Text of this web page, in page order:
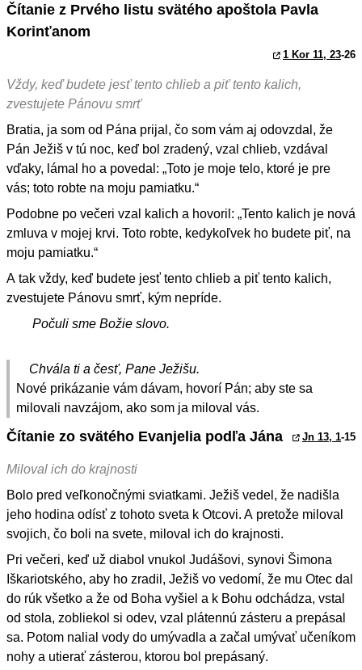
Čítanie z Prvého listu svätého apoštola Pavla
Korinťanom
1 Kor 11, 23-26
Vždy, keď budete jesť tento chlieb a piť tento kalich,
zvestujete Pánovu smrť
Bratia, ja som od Pána prijal, čo som vám aj odovzdal, že
Pán Ježiš v tú noc, keď bol zradený, vzal chlieb, vzdával
vďaky, lámal ho a povedal: „Toto je moje telo, ktoré je pre
vás; toto robte na moju pamiatku.“
Podobne po večeri vzal kalich a hovoril: „Tento kalich je nová
zmluva v mojej krvi. Toto robte, kedykoľvek ho budete piť, na
moju pamiatku.“
A tak vždy, keď budete jesť tento chlieb a piť tento kalich,
zvestujete Pánovu smrť, kým nepríde.
Počuli sme Božie slovo.
Chvála ti a česť, Pane Ježišu.
Nové prikázanie vám dávam, hovorí Pán; aby ste sa
milovali navzájom, ako som ja miloval vás.
Čítanie zo svätého Evanjelia podľa Jána Jn 13, 1-15
Miloval ich do krajnosti
Bolo pred veľkonočnými sviatkami. Ježiš vedel, že nadišla
jeho hodina odísť z tohoto sveta k Otcovi. A pretože miloval
svojich, čo boli na svete, miloval ich do krajnosti.
Pri večeri, keď už diabol vnukol Judášovi, synovi Šimona
Iškariotského, aby ho zradil, Ježiš vo vedomí, že mu Otec dal
do rúk všetko a že od Boha vyšiel a k Bohu odchádza, vstal
od stola, zobliekol si odev, vzal plátennú zásteru a prepásal
sa. Potom nalial vody do umývadla a začal umývať učeníkom
nohy a utierať zásterou, ktorou bol prepásaný.